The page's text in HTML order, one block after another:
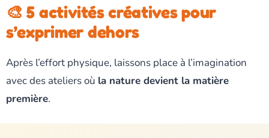
🎨 5 activités créatives pour
s’exprimer dehors
Après l’effort physique, laissons place à l’imagination
avec des ateliers où la nature devient la matière
première.